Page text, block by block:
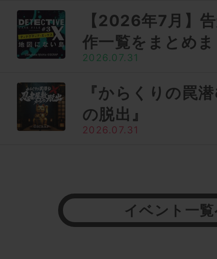
【2026年7月】
作一覧をまとめ
2026.07.31
『からくりの罠
の脱出』
2026.07.31
イベント一